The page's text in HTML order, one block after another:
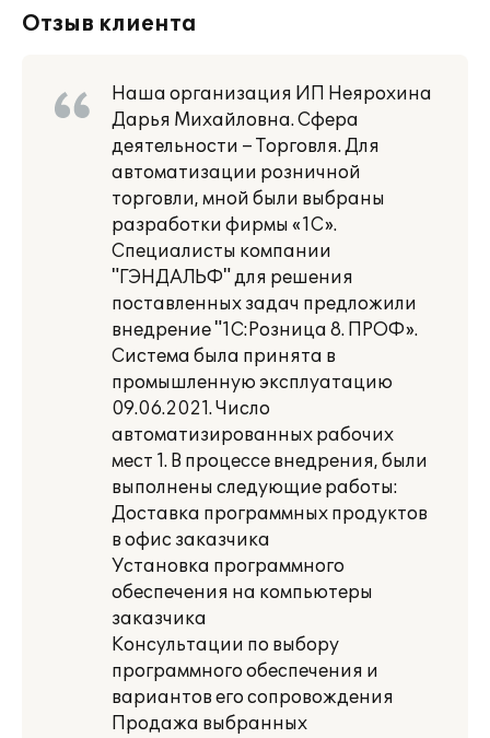
Отзыв клиента
Наша организация ИП Неярохина
Дарья Михайловна. Сфера
деятельности – Торговля. Для
автоматизации розничной
торговли, мной были выбраны
разработки фирмы «1С».
Специалисты компании
"ГЭНДАЛЬФ" для решения
поставленных задач предложили
внедрение "1С:Розница 8. ПРОФ».
Система была принята в
промышленную эксплуатацию
09.06.2021. Число
автоматизированных рабочих
мест 1. В процессе внедрения, были
выполнены следующие работы:
Доставка программных продуктов
в офис заказчика
Установка программного
обеспечения на компьютеры
заказчика
Консультации по выбору
программного обеспечения и
вариантов его сопровождения
Продажа выбранных